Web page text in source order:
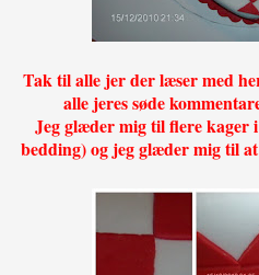
Tak til alle jer der læser med
alle jeres søde
Jeg glæder mig til flere kager
bedding) og jeg glæder mig til